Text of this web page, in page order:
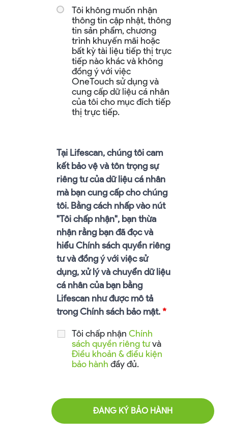
Tôi không muốn nhận
thông tin cập nhật, thông
tin sản phẩm, chương
trình khuyến mãi hoặc
bất kỳ tài liệu tiếp thị trực
tiếp nào khác và không
đồng ý với việc
OneTouch sử dụng và
cung cấp dữ liệu cá nhân
của tôi cho mục đích tiếp
thị trực tiếp.
Tại Lifescan, chúng tôi cam
kết bảo vệ và tôn trọng sự
riêng tư của dữ liệu cá nhân
mà bạn cung cấp cho chúng
tôi. Bằng cách nhấp vào nút
"Tôi chấp nhận", bạn thừa
nhận rằng bạn đã đọc và
hiểu Chính sách quyền riêng
tư và đồng ý với việc sử
dụng, xử lý và chuyển dữ liệu
cá nhân của bạn bằng
Lifescan như được mô tả
trong Chính sách bảo mật.*
Tôi chấp nhận Chính
sách quyền riêng tưvà
Điều khoản & điều kiện
bảo hành đầy đủ.